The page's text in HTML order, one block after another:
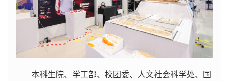
本科生院、学工部、校团委、人文社会科学处、国